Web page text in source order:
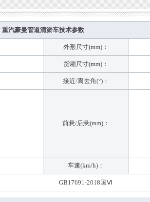
重汽豪曼管道清淤车技术参数
外形尺寸(mm)：
货厢尺寸(mm)：
接近/离去角(°)：
前悬/后悬(mm)：
车速(km/h)：
GB17691-2018国Ⅵ